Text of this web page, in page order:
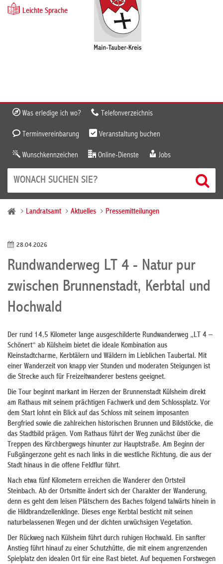
Leichte Sprache
Was erledige ich wo? Telefonverzeichnis
Terminvereinbarung Veranstaltung buchen
Wunschkennzeichen Online-Dienste Jobs
Landratsamt Aktuelles Pressemitteilungen
28.04.2026
Rundwanderweg LT 4 - Natur pur
zwischen Brunnenstadt, Kerbtal und
Hochwald
Der rund 14,5 Kilometer lange ausgeschilderte Rundwanderweg „LT 4 –
Schönert“ ab Külsheim bietet die ideale Kombination aus
Kleinstadtcharme, Kerbtälern und Wäldern im Lieblichen Taubertal. Mit
einer Wanderzeit von knapp vier Stunden und moderaten Steigungen ist
die Strecke auch für Freizeitwanderer bestens geeignet.
Die Tour beginnt markant im Herzen der Brunnenstadt Külsheim direkt
am Rathaus mit seinem prächtigen Fachwerk und dem Schlossplatz. Vor
dem Start lohnt ein Blick auf das Schloss mit seinem imposanten
Bergfried sowie die zahlreichen historischen Brunnen und Bildstöcke, die
das Stadtbild prägen. Vom Rathaus führt der Weg zunächst über die
Treppen des Kirchbergwegs hinunter zur Hauptstraße. Am Beginn der
Fußgängerzone geht es nach links in die westliche Richtung, die aus der
Stadt hinaus in die offene Feldflur führt.
Nach etwa fünf Kilometern erreichen die Wanderer den Ortsteil
Steinbach. Ab der Ortsmitte ändert sich der Charakter der Wanderung,
denn es geht dem leisen Plätschern des Baches folgend talwärts hinein in
die Hildbrandzellenklinge. Dieses enge Kerbtal besticht mit seinen
naturbelassenen Wegen und der dichten urwüchsigen Vegetation.
Der Rückweg nach Külsheim führt durch ruhigen Hochwald. Ein sanfter
Anstieg führt hinauf zu einer Schutzhütte, die mit einem angrenzenden
Spielplatz den idealen Ort für eine Rast bietet. Auf bequemen Forstwegen